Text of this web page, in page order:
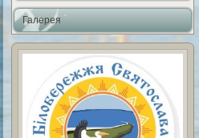
Галерея